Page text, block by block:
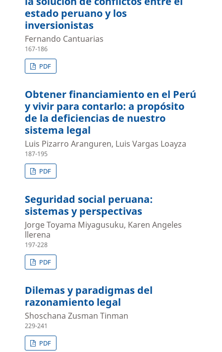
estado peruano y los
inversionistas
Fernando Cantuarias
167-186
PDF
Obtener financiamiento en el Perú
y vivir para contarlo: a propósito
de la deficiencias de nuestro
sistema legal
Luis Pizarro Aranguren, Luis Vargas Loayza
187-195
PDF
Seguridad social peruana:
sistemas y perspectivas
Jorge Toyama Miyagusuku, Karen Angeles
llerena
197-228
PDF
Dilemas y paradigmas del
razonamiento legal
Shoschana Zusman Tinman
229-241
PDF